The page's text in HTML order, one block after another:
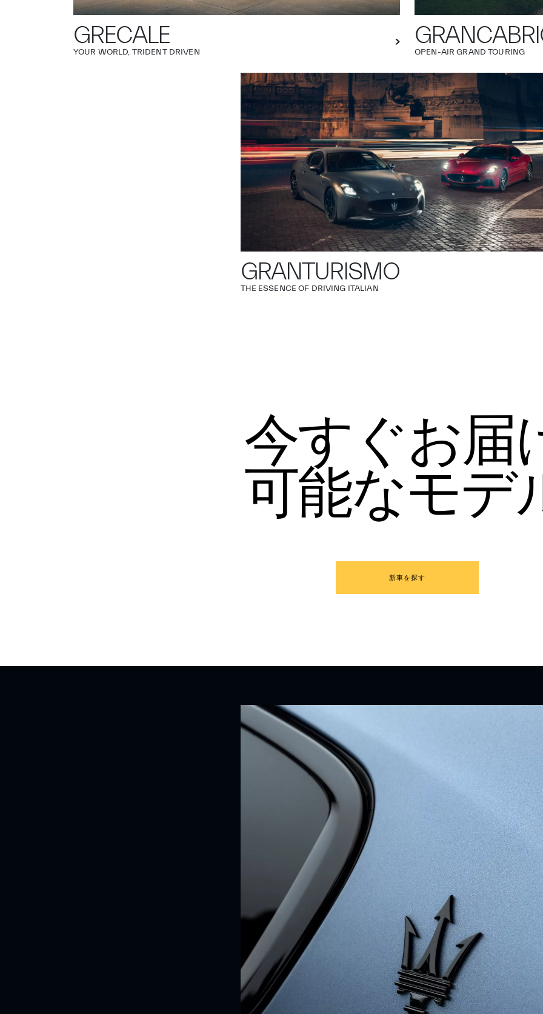
GRECALE
YOUR WORLD, TRIDENT DRIVEN OPEN-AIR GRAND TOURING
GRANTURISMO
THE ESSENCE OF DRIVING ITALIAN
今すぐお届
可能なモデ
新車を探す